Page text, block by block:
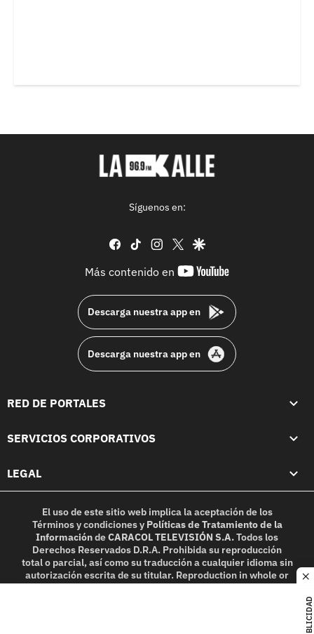
PUBLICIDAD
Síguenos en:
facebook
tiktok instagram
twittergoogle
Más contenido en
youtube-
Descarga nuestra app en
Descarga nuestra app en
RED DE PORTALES
SERVICIOS CORPORATIVOS
LEGAL
El uso de este sitio web implica la aceptación de los
Términos y condicionesy Políticas de Tratamiento de la
InformacióndeCARACOL TELEVISIÓN S.A.Todos los
Derechos Reservados D.R.A. Prohibida su reproducción
total o parcial, así como su traducción a cualquier idioma sin
autorización escrita de su titular. Reproduction in whole or